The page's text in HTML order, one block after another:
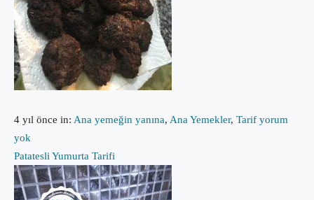
4 yıl önce in: Ana yemeğin yanına, Ana Yemekler, Tarif yorum
yok
Patatesli Yumurta Tarifi